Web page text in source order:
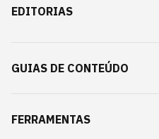
EDITORIAS
GUIAS DE CONTEÚDO
FERRAMENTAS